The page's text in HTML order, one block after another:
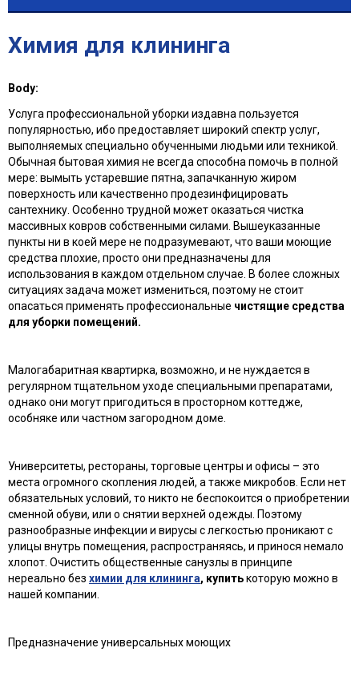
Химия для клининга
Body:
Услуга профессиональной уборки издавна пользуется
популярностью, ибо предоставляет широкий спектр услуг,
выполняемых специально обученными людьми или техникой.
Обычная бытовая химия не всегда способна помочь в полной
мере: вымыть устаревшие пятна, запачканную жиром
поверхность или качественно продезинфицировать
сантехнику. Особенно трудной может оказаться чистка
массивных ковров собственными силами. Вышеуказанные
пункты ни в коей мере не подразумевают, что ваши моющие
средства плохие, просто они предназначены для
использования в каждом отдельном случае. В более сложных
ситуациях задача может измениться, поэтому не стоит
опасаться применять профессиональные чистящие средства
для уборки помещений.
Малогабаритная квартирка, возможно, и не нуждается в
регулярном тщательном уходе специальными препаратами,
однако они могут пригодиться в просторном коттедже,
особняке или частном загородном доме.
Университеты, рестораны, торговые центры и офисы – это
места огромного скопления людей, а также микробов. Если нет
обязательных условий, то никто не беспокоится о приобретении
сменной обуви, или о снятии верхней одежды. Поэтому
разнообразные инфекции и вирусы с легкостью проникают с
улицы внутрь помещения, распространяясь, и принося немало
хлопот. Очистить общественные санузлы в принципе
нереально без химии для клининга, купитькоторую можно в
нашей компании.
Предназначение универсальных моющих